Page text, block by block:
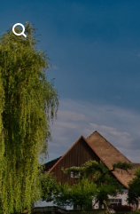
Hauptinhalt
springen